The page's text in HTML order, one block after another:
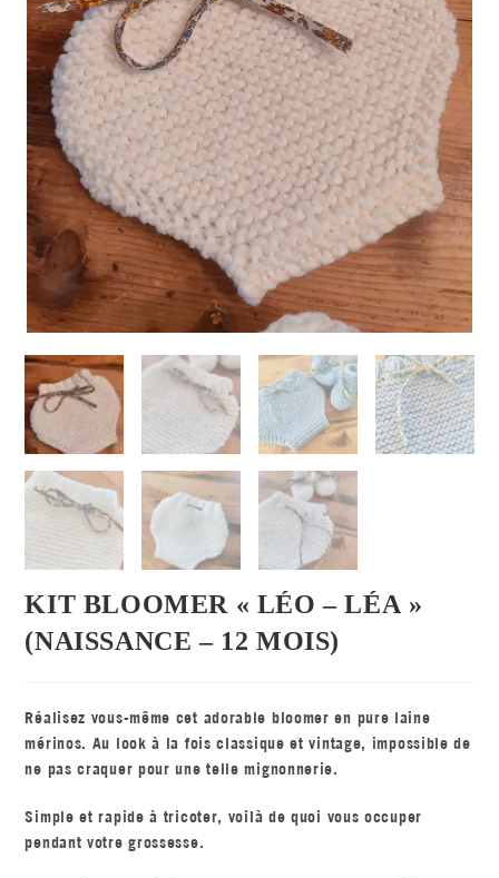
KIT BLOOMER « LÉO – LÉA »
(NAISSANCE – 12 MOIS)
Réalisez vous-même cet adorable bloomer en pure laine
mérinos. Au look à la fois classique et vintage, impossible de
ne pas craquer pour une telle mignonnerie.
Simple et rapide à tricoter, voilà de quoi vous occuper
pendant votre grossesse.